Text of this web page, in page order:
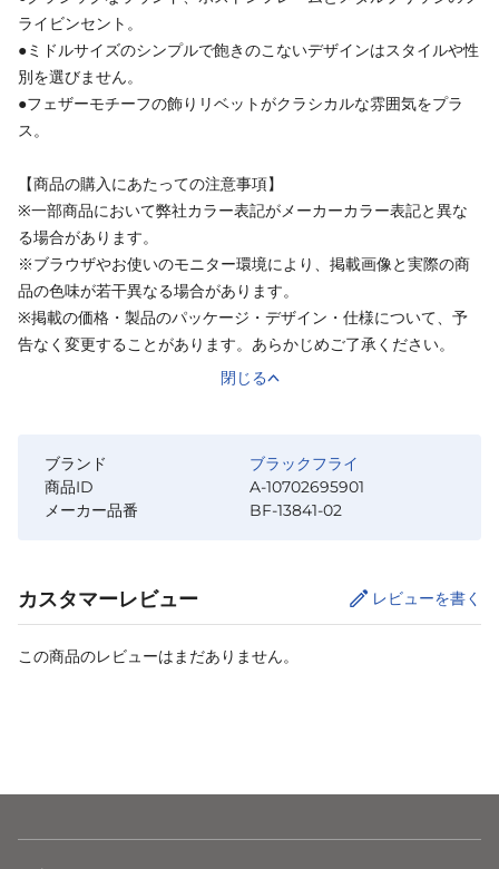
ライビンセント。
●ミドルサイズのシンプルで飽きのこないデザインはスタイルや性
別を選びません。
●フェザーモチーフの飾りリベットがクラシカルな雰囲気をプラ
ス。
【商品の購入にあたっての注意事項】
※一部商品において弊社カラー表記がメーカーカラー表記と異な
る場合があります。
※ブラウザやお使いのモニター環境により、掲載画像と実際の商
品の色味が若干異なる場合があります。
※掲載の価格・製品のパッケージ・デザイン・仕様について、予
告なく変更することがあります。あらかじめご了承ください。
閉じる
ブランド
ブラックフライ
商品ID
A-10702695901
メーカー品番
BF-13841-02
カスタマーレビュー レビューを書く
この商品のレビューはまだありません。